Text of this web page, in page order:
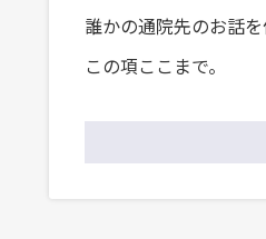
誰かの通院先のお話
この項ここまで。